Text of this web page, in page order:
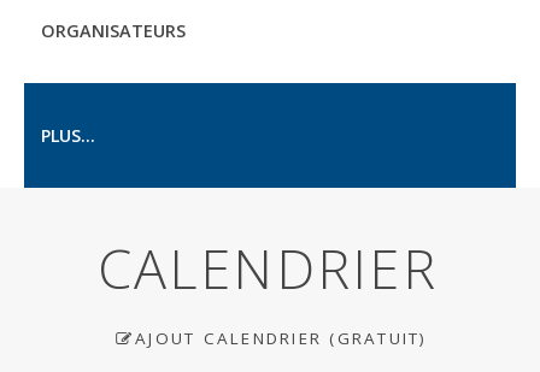
ORGANISATEURS
PLUS...
CALENDRIER
AJOUT CALENDRIER (GRATUIT)